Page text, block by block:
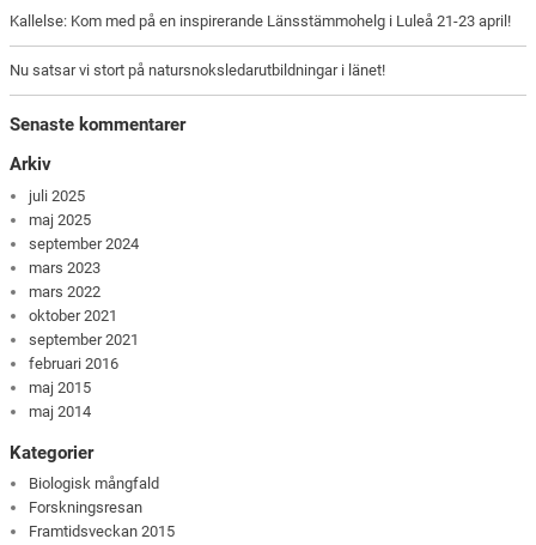
Kallelse: Kom med på en inspirerande Länsstämmohelg i Luleå 21-23 april!
Nu satsar vi stort på natursnoksledarutbildningar i länet!
Senaste kommentarer
Arkiv
juli 2025
maj 2025
september 2024
mars 2023
mars 2022
oktober 2021
september 2021
februari 2016
maj 2015
maj 2014
Kategorier
Biologisk mångfald
Forskningsresan
Framtidsveckan 2015